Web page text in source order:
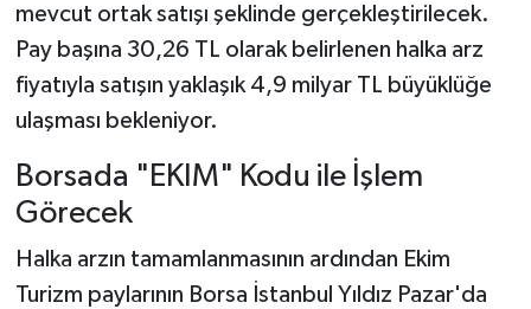
mevcut ortak satışı şeklinde gerçekleştirilecek.
Pay başına 30,26 TL olarak belirlenen halka arz
fiyatıyla satışın yaklaşık 4,9 milyar TL büyüklüğe
ulaşması bekleniyor.
Borsada "EKIM" Kodu ile İşlem
Görecek
Halka arzın tamamlanmasının ardından Ekim
Turizm paylarının Borsa İstanbul Yıldız Pazar'da